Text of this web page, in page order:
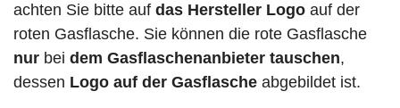
achten Sie bitte auf das Hersteller Logo auf der
roten Gasflasche. Sie können die rote Gasflasche
nur bei dem Gasflaschenanbieter tauschen,
dessen Logo auf der Gasflasche abgebildet ist.